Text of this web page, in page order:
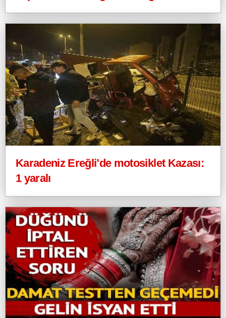
Karadeniz Ereğli’de motosiklet Kazası:
1 yaralı